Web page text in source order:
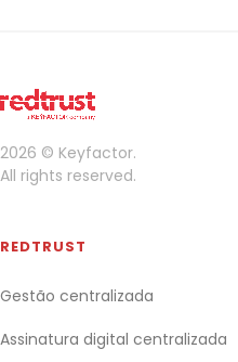
2026 © Keyfactor.
All rights reserved.
REDTRUST
Gestão centralizada
Assinatura digital centralizada